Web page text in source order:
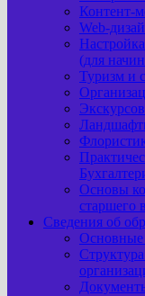
Контент-
Web-
(для
Туризм и
Основы
старшего
Сведения об
Основные